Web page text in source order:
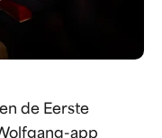
de Eerste
app